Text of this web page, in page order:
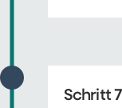
Schritt 7